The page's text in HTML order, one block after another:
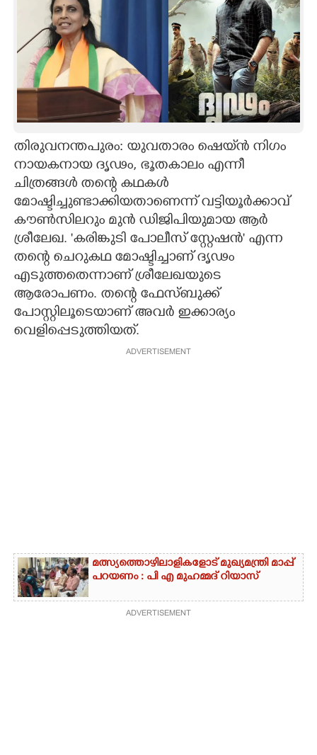
ART
ASTRO
CARTOONS
ZOOM
CONTACT US
തിരുവനന്തപുരം: യുവതാരം ഷെയ്‌ൻ നിഗം
നായകനായ ദൃഢം, ഭൂതകാലം എന്നീ
ചിത്രങ്ങൾ തന്റെ കഥകൾ
മോഷ്ടിച്ചുണ്ടാക്കിയതാണെന്ന് വട്ടിയൂർക്കാവ്
കൗൺസിലറും മുൻ ഡിജിപിയുമായ ആർ
ശ്രീലേഖ. "കരിങ്കുടി പോലീസ് സ്റ്റേഷൻ" എന്ന
തന്റെ ചെറുകഥ മോഷ്ടിച്ചാണ് ദൃഢം
എടുത്തതെന്നാണ് ശ്രീലേഖയുടെ
ആരോപണം. തന്റെ ഫേസ്ബുക്ക്
പോസ്റ്റിലൂടെയാണ് അവർ ഇക്കാര്യം
വെളിപ്പെടുത്തിയത്.
ADVERTISEMENT
മത്സ്യത്തൊഴിലാളികളോട് മുഖ്യമന്ത്രി മാപ്പ്
പറയണം : പി എ മുഹമ്മദ് റിയാസ്
ADVERTISEMENT